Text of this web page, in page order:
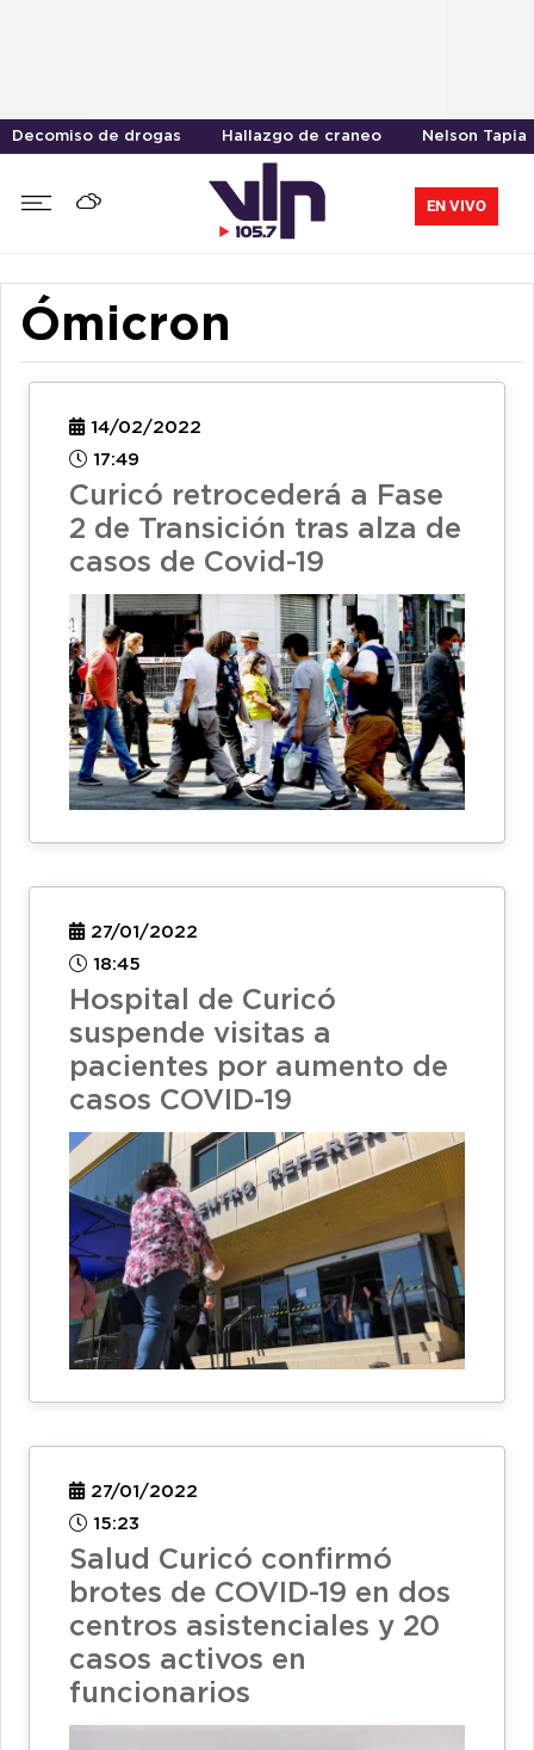
Decomiso de drogas Hallazgo de craneo Nelson Tapia
EN VIVO
Ómicron
14/02/2022
17:49
Curicó retrocederá a Fase
2 de Transición tras alza de
casos de Covid-19
27/01/2022
18:45
Hospital de Curicó
suspende visitas a
pacientes por aumento de
casos COVID-19
27/01/2022
15:23
Salud Curicó confirmó
brotes de COVID-19 en dos
centros asistenciales y 20
casos activos en
funcionarios